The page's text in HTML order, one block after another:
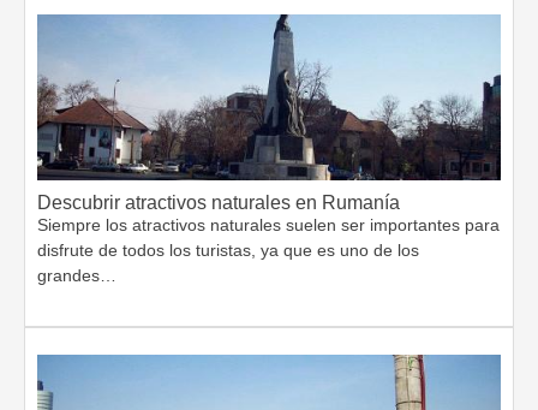
Descubrir atractivos naturales en Rumanía
Siempre los atractivos naturales suelen ser importantes para
disfrute de todos los turistas, ya que es uno de los
grandes…